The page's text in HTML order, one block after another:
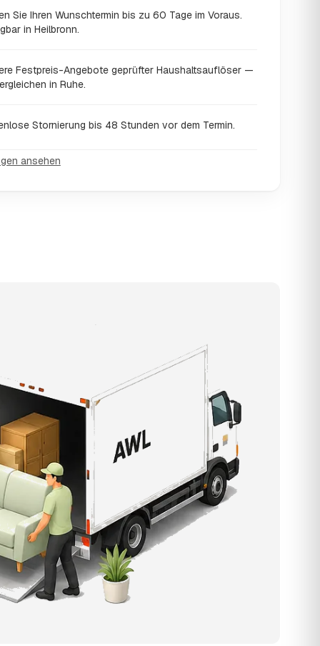
Sie Ihren Wunschtermin bis zu 60 Tage im Voraus.
in Heilbronn.
Festpreis-Angebote geprüfter Haushaltsauflöser —
in Ruhe.
Stornierung bis 48 Stunden vor dem Termin.
ansehen